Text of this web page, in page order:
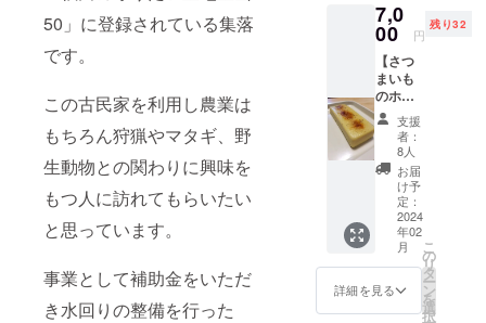
50」に登録されている集落
です。
この古民家を利用し農業は
もちろん狩猟やマタギ、野
生動物との関わりに興味を
もつ人に訪れてもらいたい
と思っています。
事業として補助金をいただ
き水回りの整備を行った
糖、全
卵、バ
ター、
米油、
かぼ
ちゃの
種、カ
シュー
ナッ
ツ、ク
ルミ、
全粉
乳、
ベーキ
ングパ
ダー、
食塩 内
料 さ
つまい
も（秋
田県北
秋田市
阿仁
産）、
小麦
粉、バ
ター、
全粉
乳、卵
黄（卵
を含
む）、
洋酒、
寒天 内
容量 5
乗せて
ありま
す。 サ
イズ
70×70×
80（㎜
） 重
量 110
ｇ（包
装込
み） 名
称 洋
菓子 原
材料
牛乳
（国
産）、
7,0
00 円
残り32
【さつ
まいも
のホワ
イトテ
リー
ヌ】 ホ
ワイト
チョコ
の甘さ
に負け
ずに、
さつま
いもの
風味が
味わえ
支援
者：
8人
お届
け予
定：
2024
年02
月
詳細を見る
こ
の
リ
タ
ー
ン
を
選
択